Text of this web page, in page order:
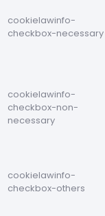
cookielawinfo-
checkbox-necessary
cookielawinfo-
checkbox-non-
necessary
cookielawinfo-
checkbox-others